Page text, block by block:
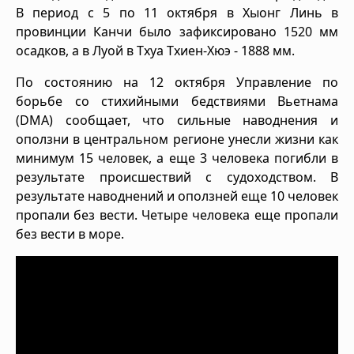
В период с 5 по 11 октября в Хыонг Линь в
провинции Канчи было зафиксировано 1520 мм
осадков, а в Луой в Тхуа Тхиен-Хюэ - 1888 мм.
По состоянию на 12 октября Управление по
борьбе со стихийными бедствиями Вьетнама
(DMA) сообщает, что сильные наводнения и
оползни в центральном регионе унесли жизни как
минимум 15 человек, а еще 3 человека погибли в
результате происшествий с судоходством. В
результате наводнений и оползней еще 10 человек
пропали без вести. Четыре человека еще пропали
без вести в море.